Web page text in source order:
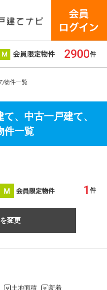
2900件
物件一覧
、中古一戸建て、
件一覧
1 件
変更
土地面積 新着